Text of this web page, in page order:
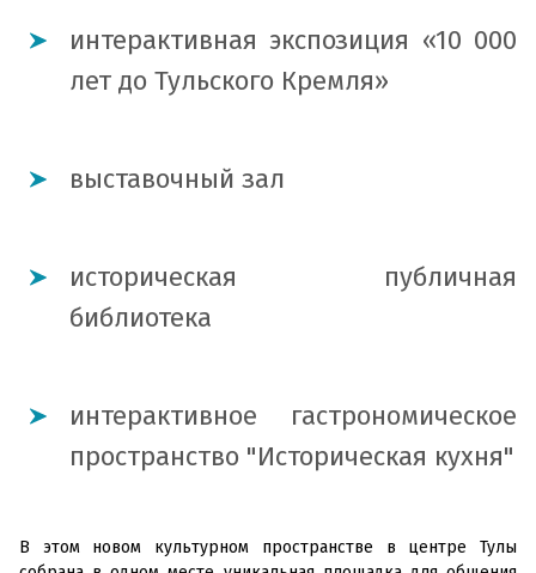
интерактивная экспозиция «10 000
лет до Тульского Кремля»
выставочный зал
историческая публичная
библиотека
интерактивное гастрономическое
пространство "Историческая кухня"
В этом новом культурном пространстве в центре Тулы